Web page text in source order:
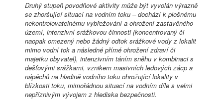
Druhý stupeň povodňové aktivity může být vyvolán výrazně
se zhoršující situací na vodním toku – dochází k plošnému
nekontrolovatelnému vybřežování a ohrožení zastavěného
území, intenzivní srážkovou činnosti (koncentrovaný či
naopak omezený nebo žádný odtok srážkové vody z lokalit
mimo vodní tok a následné přímé ohrožení zdraví či
majetku obyvatel), intenzivním táním sněhu v kombinaci s
dešťovými srážkami, vznikem masivních ledových zácp a
nápěchů na hladině vodního toku ohrožující lokality v
blízkosti toku, mimořádnou situací na vodním díle s velmi
nepříznivým vývojem z hlediska bezpečnosti.